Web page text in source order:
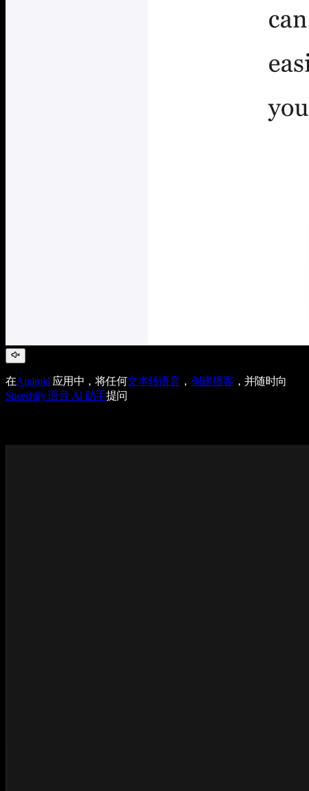
在Android 应用中，将任何文本转语音， 创建播客 ，并随时向
Speechify 语音 AI 助手提问